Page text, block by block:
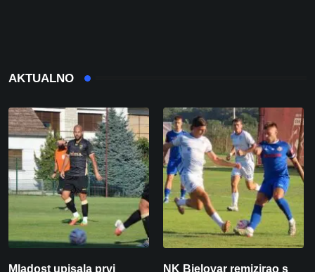
AKTUALNO
Mladost upisala prvi
NK Bjelovar remizirao s